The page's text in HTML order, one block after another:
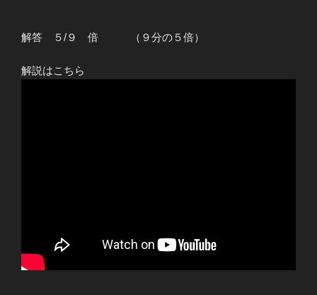
解答 ５/９ 倍 （９分の５倍）
解説はこちら